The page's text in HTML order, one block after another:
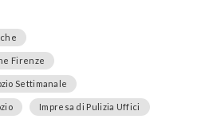
Firenze
Settimanale
Impresa di Pulizia Uffici